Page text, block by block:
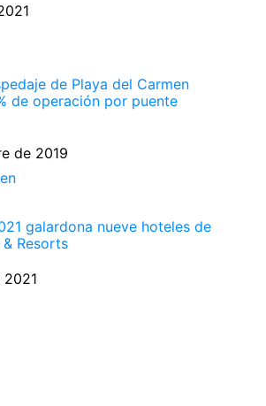
de Playa del Carmen
de operación por puente
de 2019
galardona nueve hoteles de
Resorts